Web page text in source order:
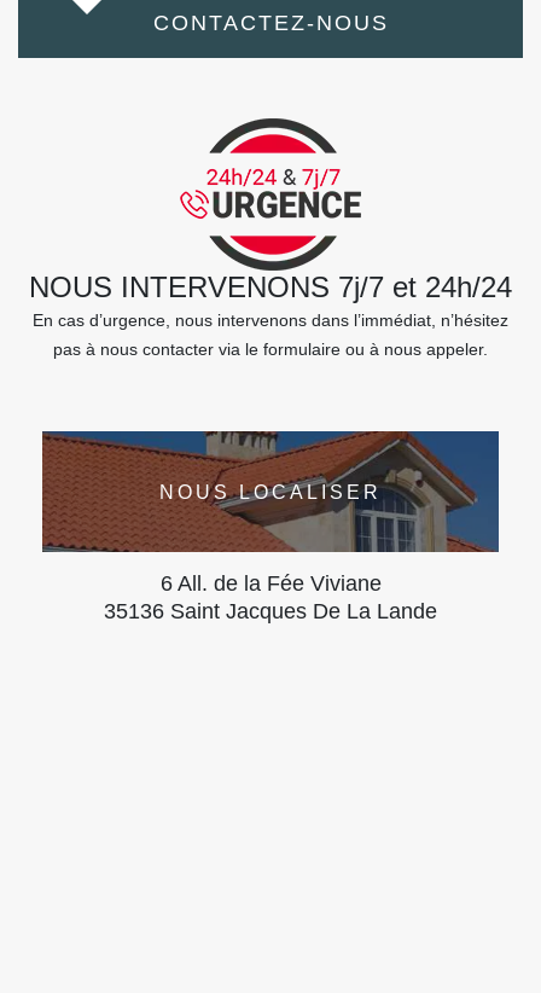
CONTACTEZ-NOUS
NOUS INTERVENONS 7j/7 et 24h/24
En cas d’urgence, nous intervenons dans l’immédiat, n’hésitez
pas à nous contacter via le formulaire ou à nous appeler.
NOUS LOCALISER
6 All. de la Fée Viviane
35136 Saint Jacques De La Lande